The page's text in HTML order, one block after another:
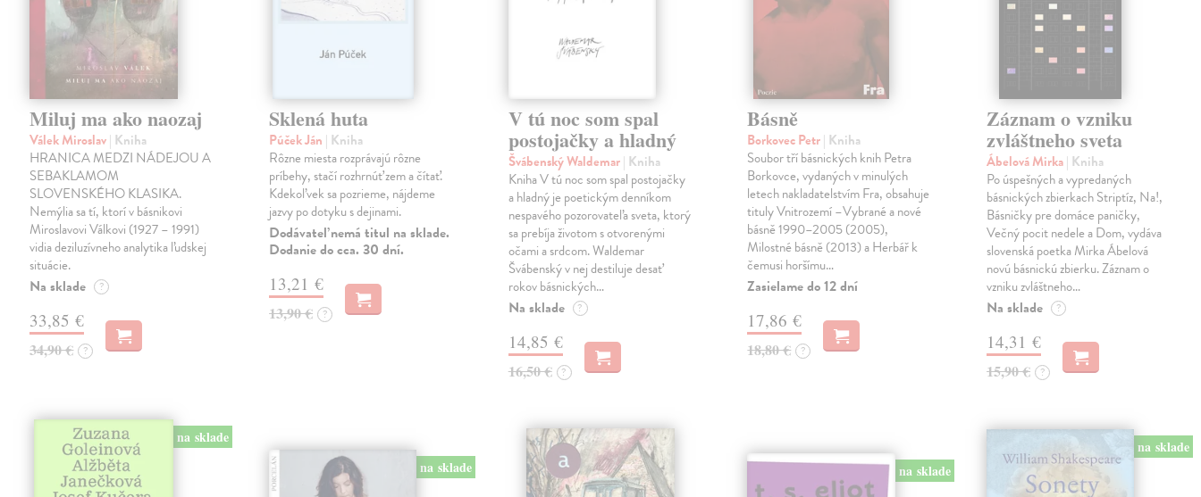
Miluj ma ako naozaj
Válek Miroslav| Kniha
HRANICA MEDZI NÁDEJOU A
SEBAKLAMOM
SLOVENSKÉHO KLASIKA.
Nemýlia sa tí, ktorí v básnikovi
Miroslavovi Válkovi (1927 – 1991)
vidia deziluzívneho analytika ľudskej
situácie.
Na sklade ?
33,85 €
34,90 € ?
Sklená huta
Púček Ján | Kniha
Rôzne miesta rozprávajú rôzne
príbehy, stačí rozhrnúť zem a čítať.
Kdekoľvek sa pozrieme, nájdeme
jazvy po dotyku s dejinami.
Dodávateľ nemá titul na sklade.
Dodanie do cca. 30 dní.
13,21 €
13,90 € ?
V tú noc som spal
postojačky a hladný
Švábenský Waldemar| Kniha
Kniha V tú noc som spal postojačky
a hladný je poetickým denníkom
nespavého pozorovateľa sveta, ktorý
sa prebíja životom s otvorenými
očami a srdcom. Waldemar
Švábenský v nej destiluje desať
rokov básnických…
Na sklade ?
14,85 €
16,50 € ?
Básně
Borkovec Petr| Kniha
Soubor tří básnických knih Petra
Borkovce, vydaných v minulých
letech nakladatelstvím Fra, obsahuje
tituly Vnitrozemí –Vybrané a nové
básně 1990–2005 (2005),
Milostné básně (2013) a Herbář k
čemusi horšímu…
Zasielame do 12 dní
17,86 €
18,80 € ?
Záznam o vzniku
zvláštneho sveta
Ábelová Mirka| Kniha
Po úspešných a vypredaných
básnických zbierkach Striptíz, Na!,
Básničky pre domáce paničky,
Večný pocit nedele a Dom, vydáva
slovenská poetka Mirka Ábelová
novú básnickú zbierku. Záznam o
vzniku zvláštneho…
Na sklade ?
14,31 €
15,90 € ?
na sklade
na sklade na sklade
na sklade